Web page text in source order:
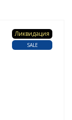
Ликвидация
SALE